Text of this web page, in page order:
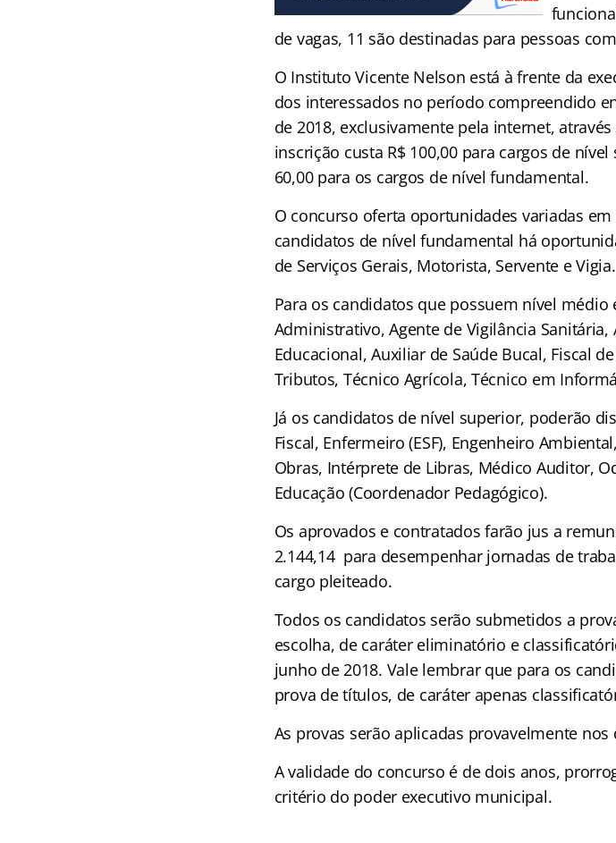
de vagas, 11 são destinadas para pessoas
O Instituto Vicente Nelson está à frente da
dos interessados no período compreendido
de 2018, exclusivamente pela internet,
inscrição custa R$ 100,00 para cargos de
60,00 para os cargos de nível fundamental.
O concurso oferta oportunidades variadas
candidatos de nível fundamental há
de Serviços Gerais, Motorista, Servente e Vigia.
Para os candidatos que possuem nível
Administrativo, Agente de Vigilância
Educacional, Auxiliar de Saúde Bucal, Fiscal
Tributos, Técnico Agrícola, Técnico em
Já os candidatos de nível superior, poderão
Fiscal, Enfermeiro (ESF), Engenheiro
Obras, Intérprete de Libras, Médico Auditor,
Educação (Coordenador Pedagógico).
Os aprovados e contratados farão jus a
2.144,14 para desempenhar jornadas de
cargo pleiteado.
Todos os candidatos serão submetidos a
escolha, de caráter eliminatório e
junho de 2018. Vale lembrar que para os
prova de títulos, de caráter apenas
As provas serão aplicadas provavelmente nos
A validade do concurso é de dois anos,
critério do poder executivo municipal.